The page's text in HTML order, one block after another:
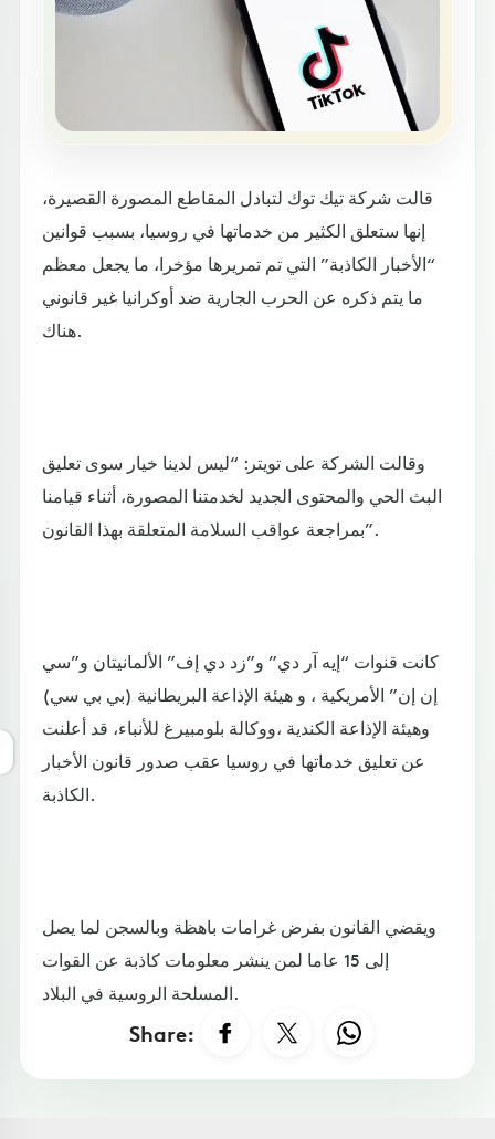
قالت شركة تيك توك لتبادل المقاطع المصورة القصيرة،
إنها ستعلق الكثير من خدماتها في روسيا، بسبب قوانين
“الأخبار الكاذبة” التي تم تمريرها مؤخرا، ما يجعل معظم
ما يتم ذكره عن الحرب الجارية ضد أوكرانيا غير قانوني
هناك.
وقالت الشركة على تويتر: “ليس لدينا خيار سوى تعليق
البث الحي والمحتوى الجديد لخدمتنا المصورة، أثناء قيامنا
بمراجعة عواقب السلامة المتعلقة بهذا القانون”.
كانت قنوات “إيه آر دي” و”زد دي إف” الألمانيتان و”سي
إن إن” الأمريكية ، و هيئة الإذاعة البريطانية (بي بي سي)
وهيئة الإذاعة الكندية ،ووكالة بلومبيرغ للأنباء، قد أعلنت
عن تعليق خدماتها في روسيا عقب صدور قانون الأخبار
الكاذبة.
ويقضي القانون بفرض غرامات باهظة وبالسجن لما يصل
إلى 15 عاما لمن ينشر معلومات كاذبة عن القوات
المسلحة الروسية في البلاد.
Share: